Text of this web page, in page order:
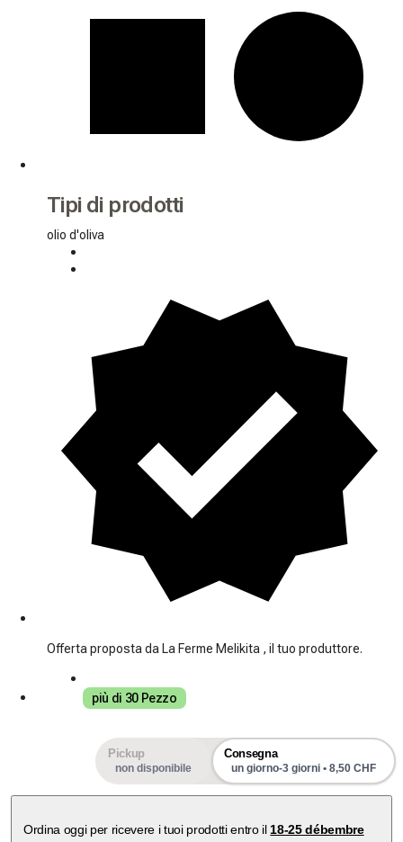
Tipi di prodotti
olio d'oliva
Offerta proposta da La Ferme Melikita , il tuo produttore.
più di 30 Pezzo
Pickup
non disponibile
Consegna
un giorno-3 giorni • 8,50 CHF
Ordina oggi per ricevere i tuoi prodotti entro il 18-25 débembre